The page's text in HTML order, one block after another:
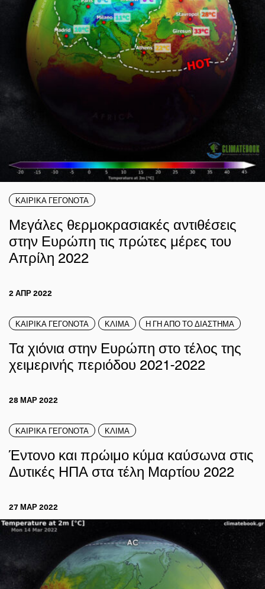
ΚΑΙΡΙΚΑ ΓΕΓΟΝΟΤΑ
Μεγάλες θερμοκρασιακές αντιθέσεις
στην Ευρώπη τις πρώτες μέρες του
Απρίλη 2022
2 ΑΠΡ 2022
ΚΑΙΡΙΚΑ ΓΕΓΟΝΟΤΑ ΚΛΙΜΑ Η ΓΗ ΑΠΟ ΤΟ ΔΙΑΣΤΗΜΑ
Τα χιόνια στην Ευρώπη στο τέλος της
χειμερινής περιόδου 2021-2022
28 ΜΑΡ 2022
ΚΑΙΡΙΚΑ ΓΕΓΟΝΟΤΑ ΚΛΙΜΑ
Έντονο και πρώιμο κύμα καύσωνα στις
Δυτικές ΗΠΑ στα τέλη Μαρτίου 2022
27 ΜΑΡ 2022